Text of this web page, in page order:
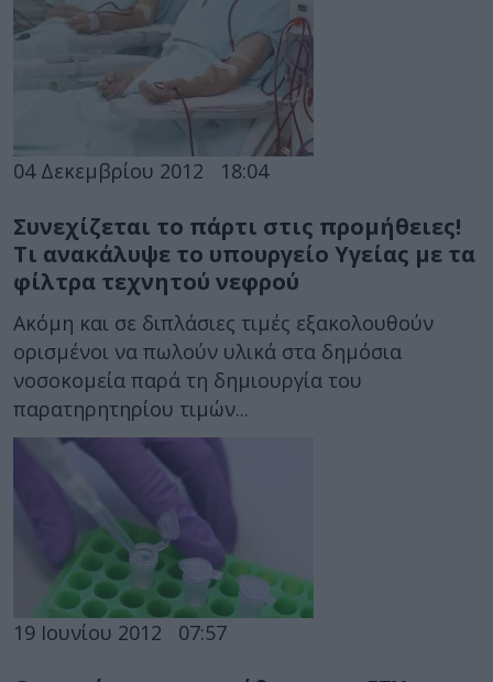
04 Δεκεμβρίου 2012 18:04
Συνεχίζεται το πάρτι στις προμήθειες!
Τι ανακάλυψε το υπουργείο Υγείας με τα
φίλτρα τεχνητού νεφρού
Ακόμη και σε διπλάσιες τιμές εξακολουθούν
ορισμένοι να πωλούν υλικά στα δημόσια
νοσοκομεία παρά τη δημιουργία του
παρατηρητηρίου τιμών...
19 Ιουνίου 2012 07:57